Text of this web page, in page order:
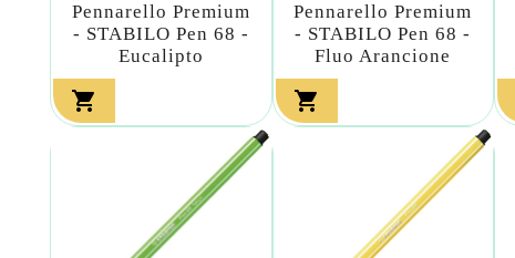
Pennarello Premium
- STABILO Pen 68 -
Eucalipto

Pennarello Premium
- STABILO Pen 68 -
Fluo Arancione
